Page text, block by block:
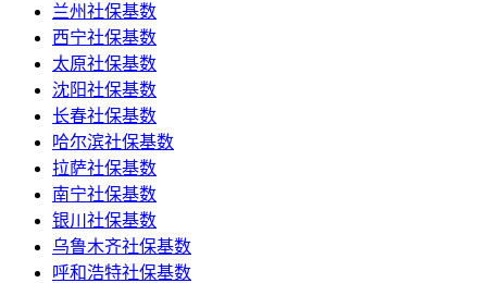
兰州社保基数
西宁社保基数
太原社保基数
沈阳社保基数
长春社保基数
哈尔滨社保基数
拉萨社保基数
南宁社保基数
银川社保基数
乌鲁木齐社保基数
呼和浩特社保基数